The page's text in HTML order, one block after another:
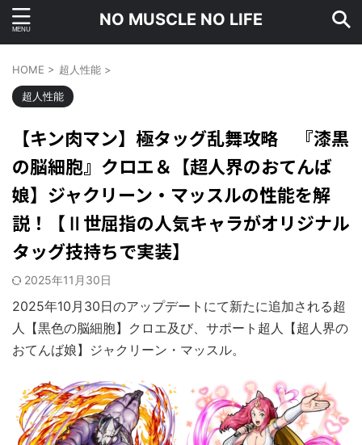
NO MUSCLE NO LIFE
HOME > 超人性能 >
超人性能
【キン肉マン】極タッグ乱舞攻略 『漆黒
の脳細胞』クロエ＆【超人界のおてんば
娘】ジャクリーン・マッスルの性能を解
説！【Ⅱ世屈指の人気キャラがオリジナル
タッグ技持ちで実装】
2025年11月30日
2025年10月30日のアップデートにて新たに追加される超
人【黒色の脳細胞】クロエ及び、サポート超人【超人界の
おてんば娘】ジャクリーン・マッスル。